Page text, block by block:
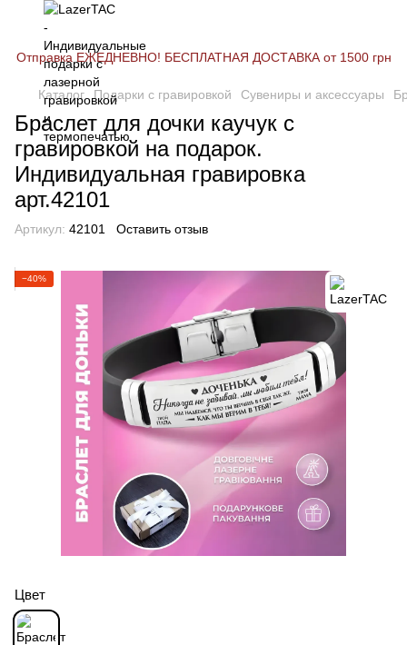
Отправка ЕЖЕДНЕВНО! БЕСПЛАТНАЯ ДОСТАВКА от 1500 грн
Каталог Подарки с гравировкой Сувениры и аксессуары
Браслет для дочки каучук с
гравировкой на подарок.
Индивидуальная гравировка
арт.42101
Артикул: 42101 Оставить отзыв
−40%
Цвет